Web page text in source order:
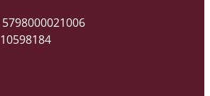
5798000021006
10598184